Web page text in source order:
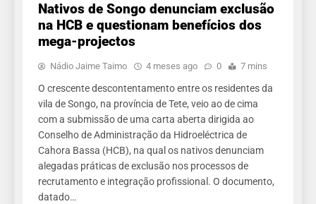
Nativos de Songo denunciam exclusão
na HCB e questionam benefícios dos
mega-projectos
Nádio Jaime Taimo 4 meses ago 0 7 mins
O crescente descontentamento entre os residentes da
vila de Songo, na província de Tete, veio ao de cima
com a submissão de uma carta aberta dirigida ao
Conselho de Administração da Hidroeléctrica de
Cahora Bassa (HCB), na qual os nativos denunciam
alegadas práticas de exclusão nos processos de
recrutamento e integração profissional. O documento,
datado…